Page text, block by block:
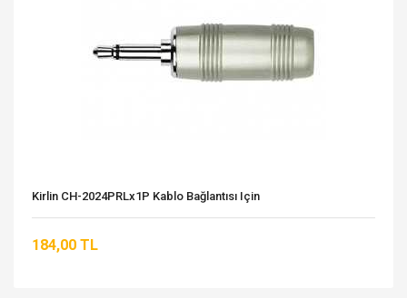
Kirlin CH-2024PRLx1P Kablo Bağlantısı Için
184,00 TL